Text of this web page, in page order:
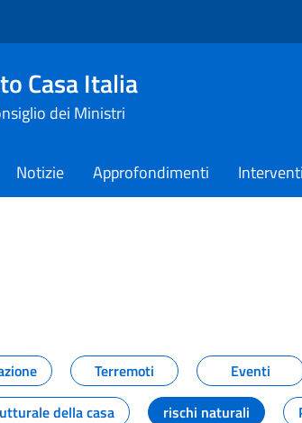
Casa Italia
dei Ministri
Notizie Approfondimenti
pagina NOTIZIE
Terremoti Eventi
della casa
rischi naturali